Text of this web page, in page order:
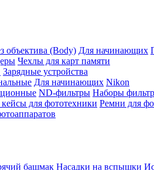
объектива (Body) Для начинающих
Чехлы для карт памяти
Зарядные устройства
Для начинающих Nikon
ND-фильтры Наборы
для фототехники Ремни для
башмак Насадки на вспышки